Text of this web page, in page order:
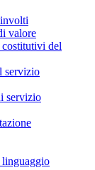
valore
del
servizio
servizio
linguaggio